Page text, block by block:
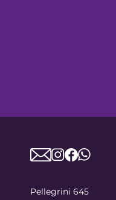
Pellegrini 645